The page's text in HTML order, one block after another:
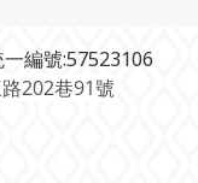
編號:57523106
202巷91號